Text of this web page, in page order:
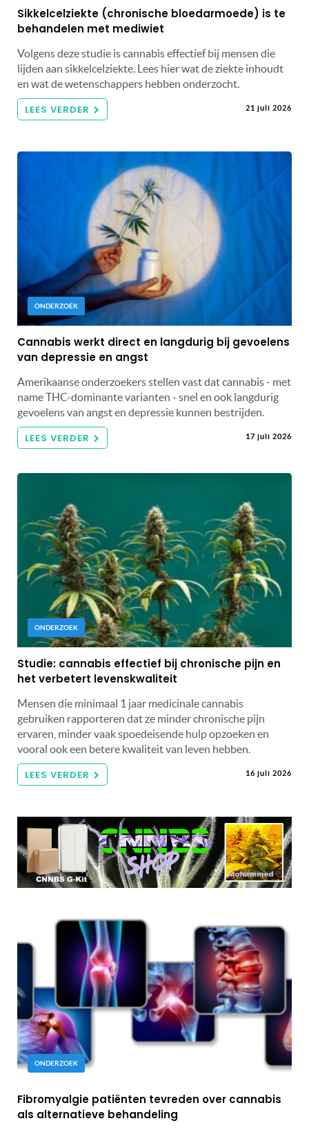
Sikkelcelziekte (chronische bloedarmoede) is te
behandelen met mediwiet
Volgens deze studie is cannabis effectief bij mensen die
lijden aan sikkelcelziekte. Lees hier wat de ziekte inhoudt
en wat de wetenschappers hebben onderzocht.
LEES VERDER 21 juli 2026
ONDERZOEK
Cannabis werkt direct en langdurig bij gevoelens
van depressie en angst
Amerikaanse onderzoekers stellen vast dat cannabis - met
name THC-dominante varianten - snel en ook langdurig
gevoelens van angst en depressie kunnen bestrijden.
LEES VERDER 17 juli 2026
ONDERZOEK
Studie: cannabis effectief bij chronische pijn en
het verbetert levenskwaliteit
Mensen die minimaal 1 jaar medicinale cannabis
gebruiken rapporteren dat ze minder chronische pijn
ervaren, minder vaak spoedeisende hulp opzoeken en
vooral ook een betere kwaliteit van leven hebben.
LEES VERDER 16 juli 2026
ONDERZOEK
Fibromyalgie patiënten tevreden over cannabis
als alternatieve behandeling